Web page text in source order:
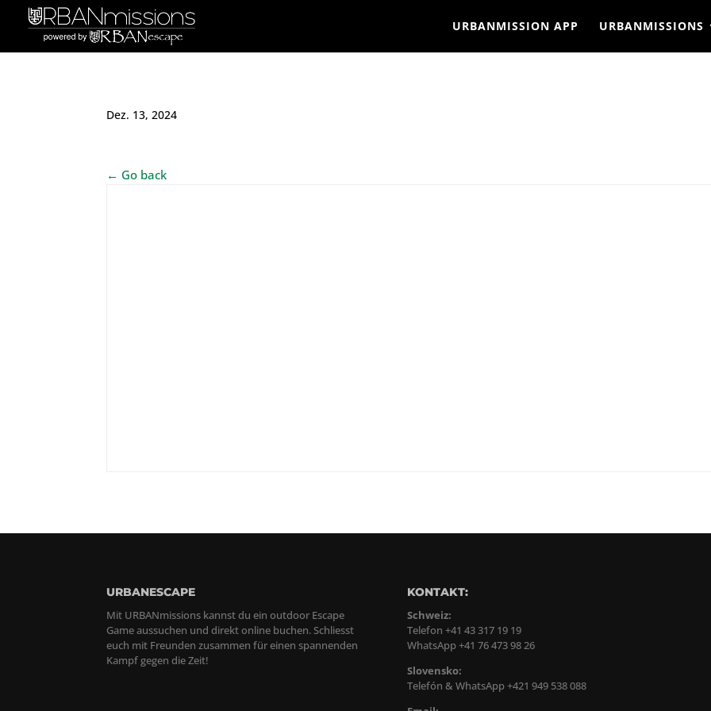
URBANMISSION APP URBANMISSIONS
Dez. 13, 2024
← Go back
URBANESCAPE
Mit URBANmissions kannst du ein outdoor Escape
Game aussuchen und direkt online buchen. Schliesst
euch mit Freunden zusammen für einen spannenden
Kampf gegen die Zeit!
KONTAKT:
Schweiz:
Telefon +41 43 317 19 19
WhatsApp +41 76 473 98 26
Slovensko:
Telefón & WhatsApp +421 949 538 088